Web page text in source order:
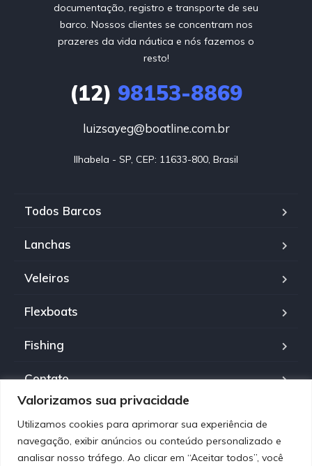
Valorizamos sua privacidade
Utilizamos cookies para aprimorar sua experiência de
navegação, exibir anúncios ou conteúdo personalizado e
analisar nosso tráfego. Ao clicar em “Aceitar todos”, você
documentação, registro e transporte de seu
barco. Nossos clientes se concentram nos
prazeres da vida náutica e nós fazemos o
resto!
(12) 98153-8869
luizsayeg@boatline.com.br
Ilhabela - SP, CEP: 11633-800, Brasil
Todos Barcos
Lanchas
Veleiros
Flexboats
Fishing
Contato
Política de Privacidade